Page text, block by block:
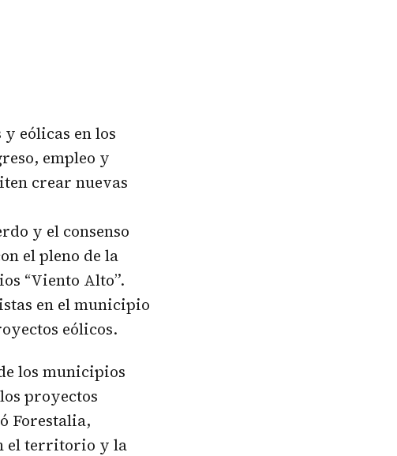
eólicas en los
empleo y
crear nuevas
y el consenso
el pleno de la
“Viento Alto”.
en el municipio
eólicos.
los municipios
proyectos
Forestalia,
el territorio y la